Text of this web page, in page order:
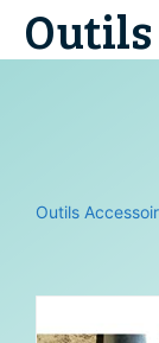
Aller
Outils